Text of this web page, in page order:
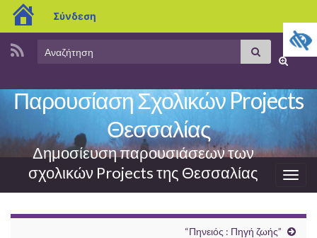
blogs.sch.gr
Σύνδεση
Search
Αναζήτηση
Παρουσίαση Σχολικών Projects
Θεσσαλίας
Δημοσίευση παρουσιάσεων των
σχολικών Projects της Θεσσαλίας
“Πηνειός : Πηγή ζωής”